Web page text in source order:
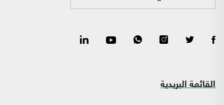
القائمة البريدية